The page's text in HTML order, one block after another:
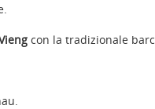
con la tradizionale